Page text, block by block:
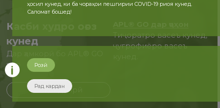
Касби худро оғоз
кунед
Дар ҳамкорӣ бо APL® GO
ҳоло
Бақайдгирӣ
Тиҷоратро васеъ кунед,
ҷуғрофиёро васеъ
ҳосил кунед, ки ба чораҳои пешгирии COVID-19 риоя кунед.
Саломат бошед!
Розӣ
Рад кардан